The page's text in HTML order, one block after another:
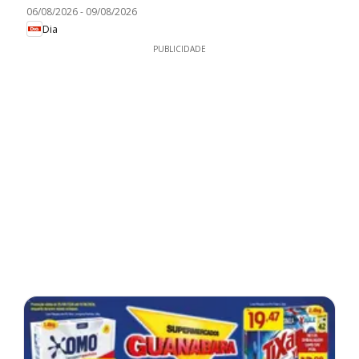
06/08/2026- 09/08/2026
Dia
PUBLICIDADE